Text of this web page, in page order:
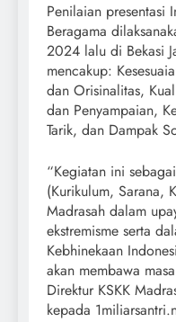
Penilaian presentasi
Beragama
2024 lalu di Bekasi
mencakup:
dan Orisinalitas,
dan Penyampaian,
Tarik, dan Dampak
“Kegiatan ini
(Kurikulum, Sarana,
Madrasah dalam
ekstremisme serta
Kebhinekaan
akan membawa
Direktur KSKK
kepada